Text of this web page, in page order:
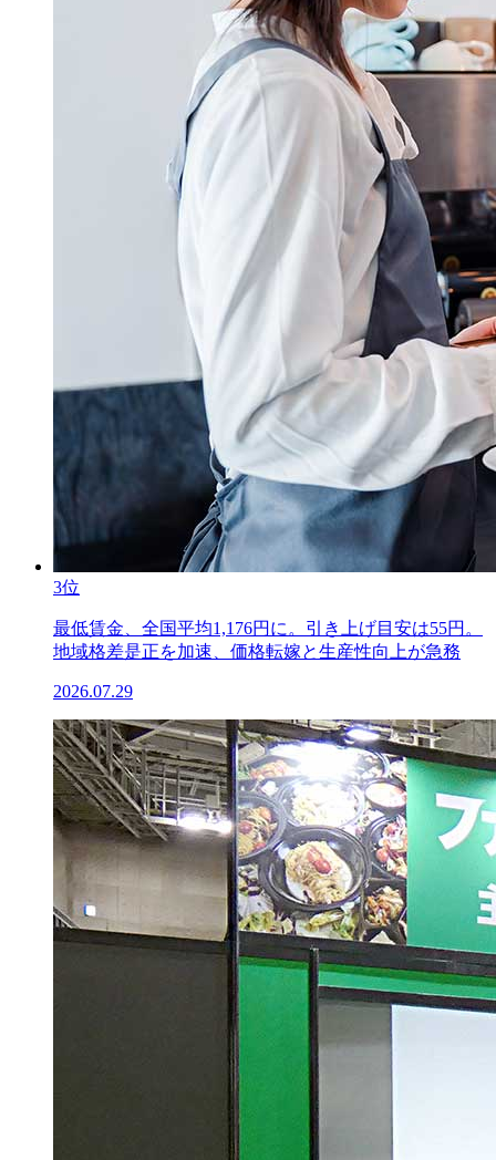
3位
最低賃金、全国平均1,176円に。引き上げ目安は55円。
地域格差是正を加速、価格転嫁と生産性向上が急務
2026.07.29